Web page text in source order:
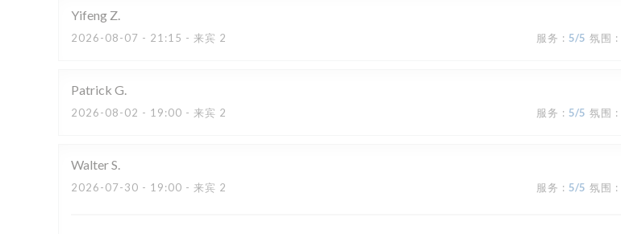
Yifeng Z
2026-08-07 - 21:15 - 来宾 2 服务 : 5/5 氛围 :
Patrick G
2026-08-02 - 19:00 - 来宾 2 服务 : 5/5 氛围 :
WalterS
2026-07-30 - 19:00 - 来宾 2 服务 : 5/5 氛围 :